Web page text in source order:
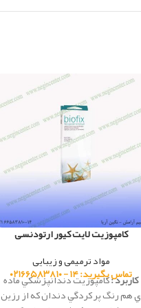
کامپوزیت لایت کیور ارتودنسی
مواد ترمیمی و زیبایی
تماس بگیرید: ۱۴ - ۰۲۱۶۶۵۸۳۸۱۰
کاربرد :كامپوزيت دندانپزشكي ماده
ي هم رنگ پر کردگي دندان که از رزين